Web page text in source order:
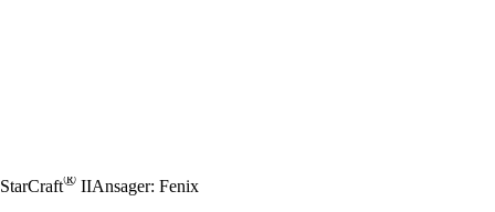
StarCraft® IIAnsager: Fenix